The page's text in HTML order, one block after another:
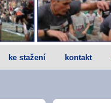
ke stažení kontakt